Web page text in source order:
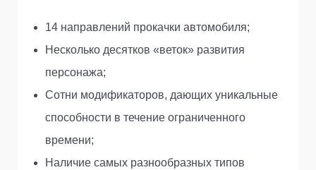
14 направлений прокачки автомобиля;
Несколько десятков «веток» развития
персонажа;
Сотни модификаторов, дающих уникальные
способности в течение ограниченного
времени;
Наличие самых разнообразных типов